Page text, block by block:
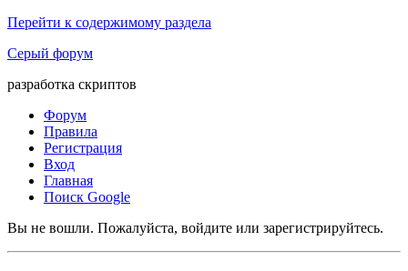
Перейти к содержимому раздела
Серый форум
разработка скриптов
Форум
Правила
Регистрация
Вход
Главная
Поиск Google
Вы не вошли. Пожалуйста, войдите или зарегистрируйтесь.